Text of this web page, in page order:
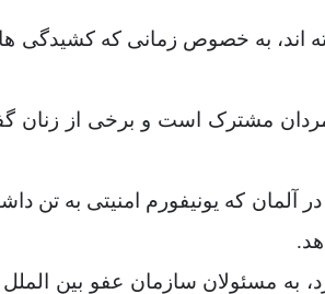
اند، به خصوص زمانی که کشیدگی
مشترک است و برخی از زنان
در آلمان که یونیفورم امنیتی به تن
.
ساله از خویشانش سفر می کرد، به مسئولان سازمان